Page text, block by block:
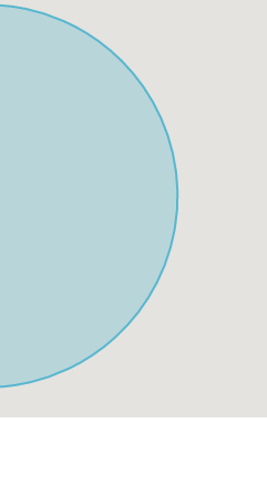
protection volet roulant)
c’est avant tout l’espace, la
d’aménagement des
de calme et d'espaces verts,
partenaires locaux :
un chef à domicile, accordez-
d'une baby-sitter, louez
surfez les plus belles vagues de
vous garer directement sur les